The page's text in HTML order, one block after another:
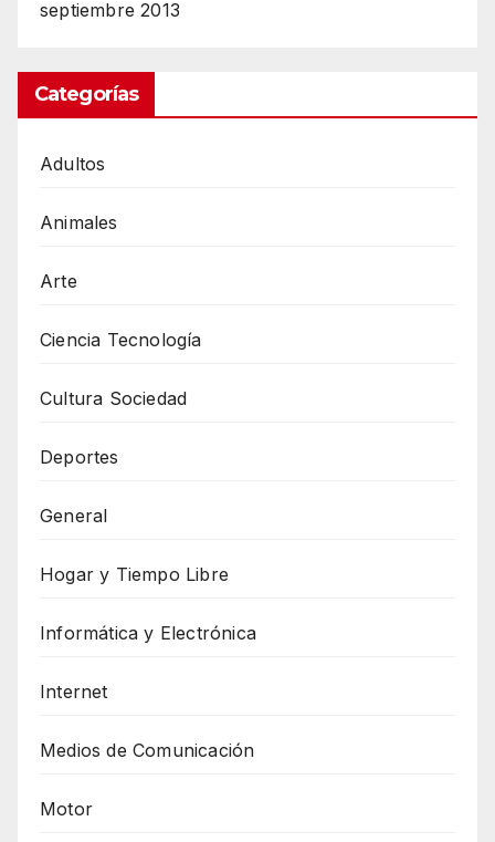
septiembre 2013
Categorías
Adultos
Animales
Arte
Ciencia Tecnología
Cultura Sociedad
Deportes
General
Hogar y Tiempo Libre
Informática y Electrónica
Internet
Medios de Comunicación
Motor